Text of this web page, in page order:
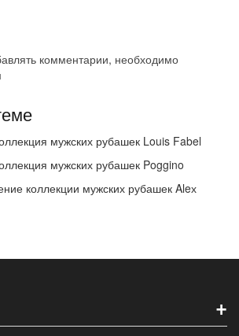
комментарии, необходимо
мужских рубашек Louis Fabel
мужских рубашек Poggino
коллекции мужских рубашек Aleх
+